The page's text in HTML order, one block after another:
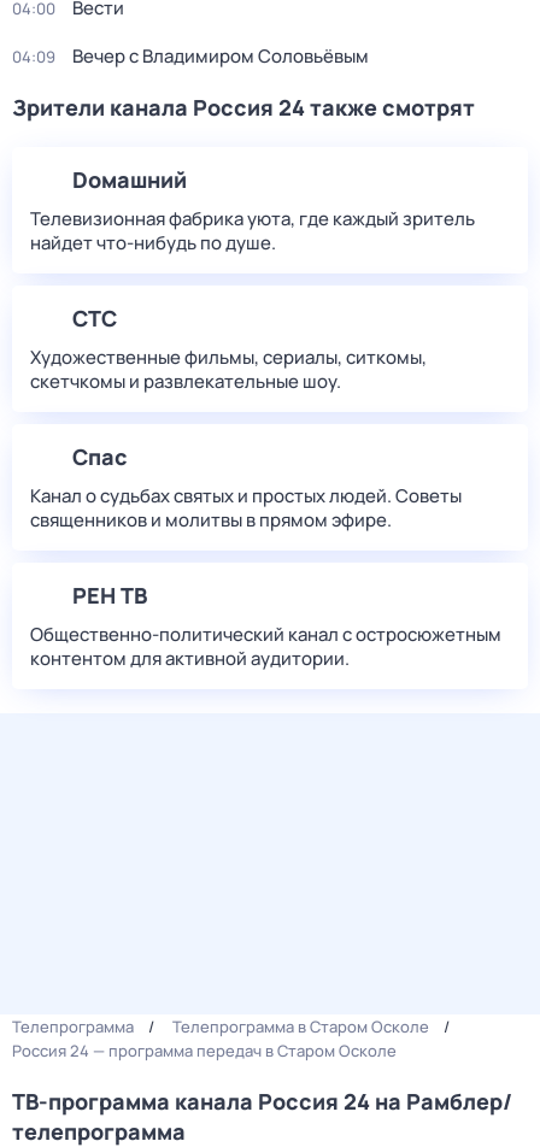
04:00 Вести
04:09 Вечер с Владимиром Соловьёвым
Зрители канала Россия 24 также смотрят
Dомашний
Телевизионная фабрика уюта, где каждый зритель
найдет что‑нибудь по душе.
СТС
Художественные фильмы, сериалы, ситкомы,
скетчкомы и развлекательные шоу.
Спас
Канал о судьбах святых и простых людей. Советы
священников и молитвы в прямом эфире.
РЕН ТВ
Общественно-политический канал с остросюжетным
контентом для активной аудитории.
Телепрограмма
Телепрограмма в Старом Осколе
Россия 24 — программа передач в Старом Осколе
ТВ-программа канала Россия 24 на Рамблер/
телепрограмма